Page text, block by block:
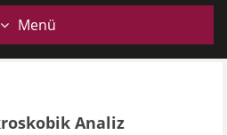
Menü
Analiz